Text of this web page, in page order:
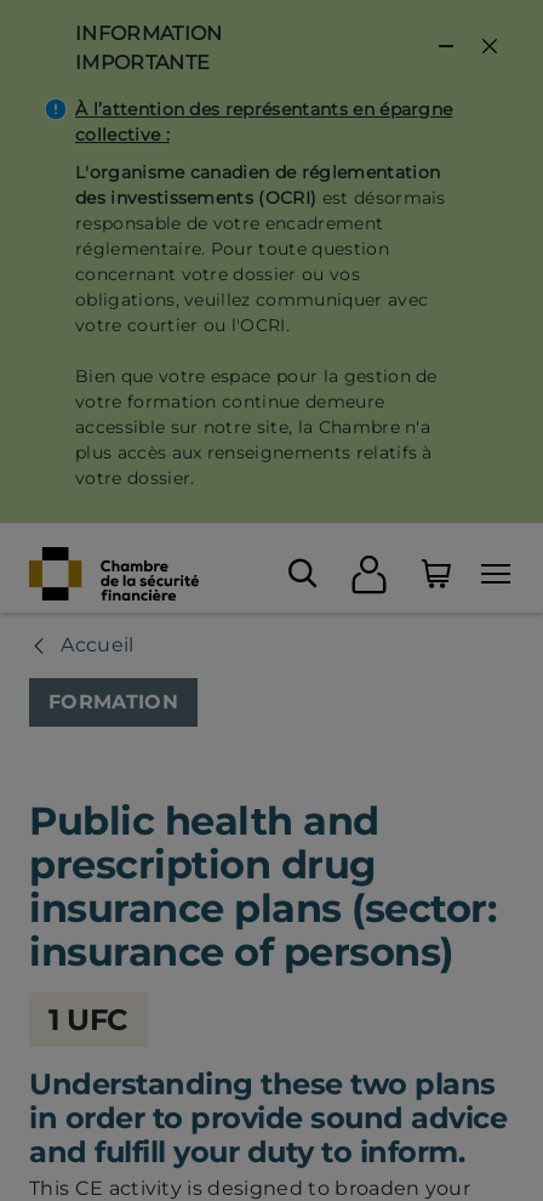
contenu
principal
INFORMATION
IMPORTANTE
À l’attention des représentants en épargne
collective :
L'organisme canadien de réglementation
des investissements (OCRI) est désormais
responsable de votre encadrement
réglementaire. Pour toute question
concernant votre dossier ou vos
obligations, veuillez communiquer avec
votre courtier ou l'OCRI.
Bien que votre espace pour la gestion de
votre formation continue demeure
accessible sur notre site, la Chambre n'a
plus accès aux renseignements relatifs à
votre dossier.
Accueil
FORMATION
Public health and
prescription drug
insurance plans (sector:
insurance of persons)
de
sécurité
financière
1 UFC
Understanding these two plans
in order to provide sound advice
and fulfill your duty to inform.
This CE activity is designed to broaden your